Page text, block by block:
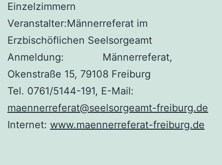
Einzelzimmern
Veranstalter:Männerreferat im
Erzbischöflichen Seelsorgeamt
Anmeldung: Männerreferat,
Okenstraße 15, 79108 Freiburg
Tel. 0761/5144-191, E-Mail:
maennerreferat@seelsorgeamt-freiburg.de
Internet: www.maennerreferat-freiburg.de